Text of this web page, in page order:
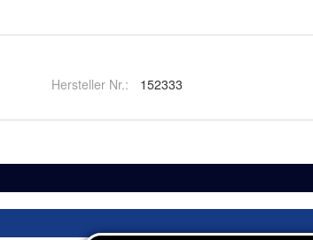
Hersteller Nr.: 152333